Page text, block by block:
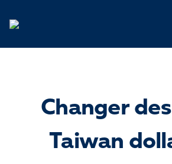
Changer
Taiwan